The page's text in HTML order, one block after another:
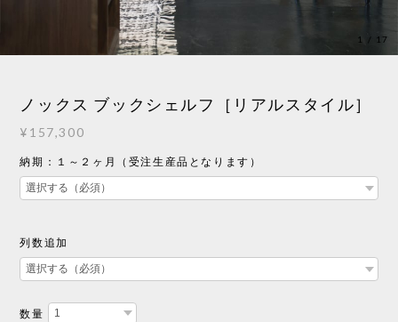
1 / 17
ノックス ブックシェルフ［リアルスタイル］
¥157,300
納期：１～２ヶ月（受注生産品となります）
列数追加
数量